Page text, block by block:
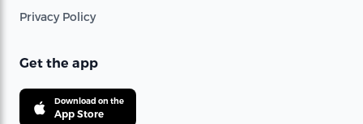
Privacy Policy
Get the app
Download on the
App Store